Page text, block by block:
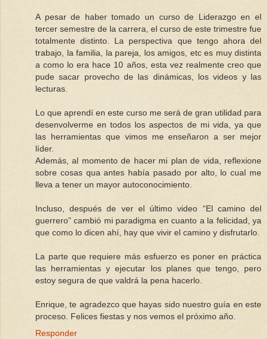
A pesar de haber tomado un curso de Liderazgo en el
tercer semestre de la carrera, el curso de este trimestre fue
totalmente distinto. La perspectiva que tengo ahora del
trabajo, la familia, la pareja, los amigos, etc es muy distinta
a como lo era hace 10 años, esta vez realmente creo que
pude sacar provecho de las dinámicas, los videos y las
lecturas.
Lo que aprendí en este curso me será de gran utilidad para
desenvolverme en todos los aspectos de mi vida, ya que
las herramientas que vimos me enseñaron a ser mejor
líder.
Además, al momento de hacer mi plan de vida, reflexione
sobre cosas qua antes había pasado por alto, lo cual me
lleva a tener un mayor autoconocimiento.
Incluso, después de ver el último video “El camino del
guerrero” cambió mi paradigma en cuanto a la felicidad, ya
que como lo dicen ahí, hay que vivir el camino y disfrutarlo.
La parte que requiere más esfuerzo es poner en práctica
las herramientas y ejecutar los planes que tengo, pero
estoy segura de que valdrá la pena hacerlo.
Enrique, te agradezco que hayas sido nuestro guía en este
proceso. Felices fiestas y nos vemos el próximo año.
Responder